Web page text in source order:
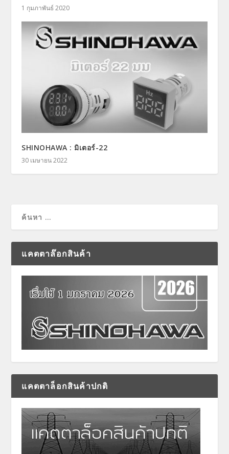
1 กุมภาพันธ์ 2020
SHINOHAWA : มิเตอร์-22
30 เมษายน 2022
แคตตาล๊อกสินค้า
แคตตาล็อกสินค้าปกติ